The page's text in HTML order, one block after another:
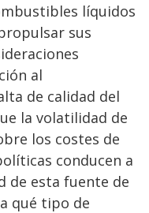
líquidos
sus
al
de calidad del
la volatilidad de
los costes de
conducen a
de esta fuente de
qué tipo de